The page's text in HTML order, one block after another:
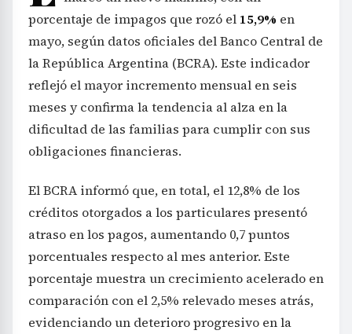
porcentaje de impagos que rozó el 15,9% en
mayo, según datos oficiales del Banco Central de
la República Argentina (BCRA). Este indicador
reflejó el mayor incremento mensual en seis
meses y confirma la tendencia al alza en la
dificultad de las familias para cumplir con sus
obligaciones financieras.
El BCRA informó que, en total, el 12,8% de los
créditos otorgados a los particulares presentó
atraso en los pagos, aumentando 0,7 puntos
porcentuales respecto al mes anterior. Este
porcentaje muestra un crecimiento acelerado en
comparación con el 2,5% relevado meses atrás,
evidenciando un deterioro progresivo en la